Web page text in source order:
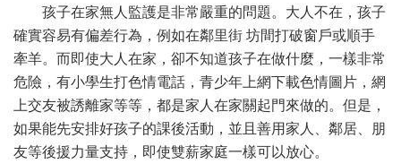
孩子在家無人監護是非常嚴重的問題。大人不在，孩子
確實容易有偏差行為，例如在鄰里街 坊間打破窗戶或順手
牽羊。而即使大人在家，卻不知道孩子在做什麼，一樣非常
危險，有小學生打色情電話，青少年上網下載色情圖片，網
上交友被誘離家等等，都是家人在家關起門來做的。但是，
如果能先安排好孩子的課後活動，並且善用家人、鄰居、朋
友等後援力量支持，即使雙薪家庭一樣可以放心。